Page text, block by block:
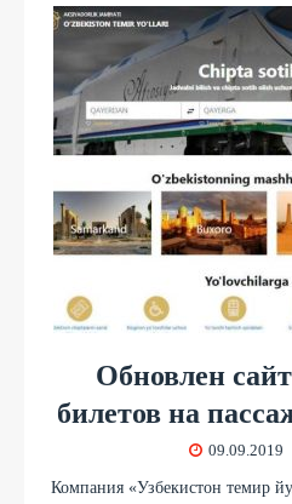
Обновлен
билетов на
09.09.2019
Компания «Узбекистон темир